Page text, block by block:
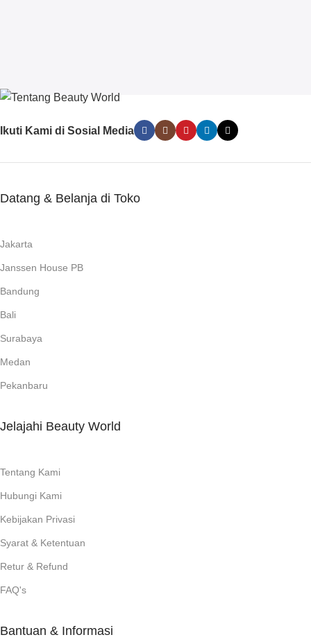
Ikuti Kami di Sosial Media
Datang & Belanja di Toko
Jakarta
Janssen House PB
Bandung
Bali
Surabaya
Medan
Pekanbaru
Jelajahi Beauty World
Tentang Kami
Hubungi Kami
Kebijakan Privasi
Syarat & Ketentuan
Retur & Refund
FAQ's
Bantuan & Informasi